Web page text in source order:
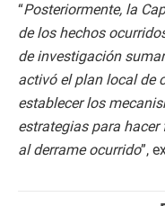
“Posteriormente, la
de los hechos
de investigación
activó el plan local de
establecer los
estrategias para hacer
al derrame ocurrido”,